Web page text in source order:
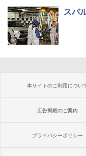
スバ
本サイトのご利用につい
広告掲載のご案内
プライバシーポリシー